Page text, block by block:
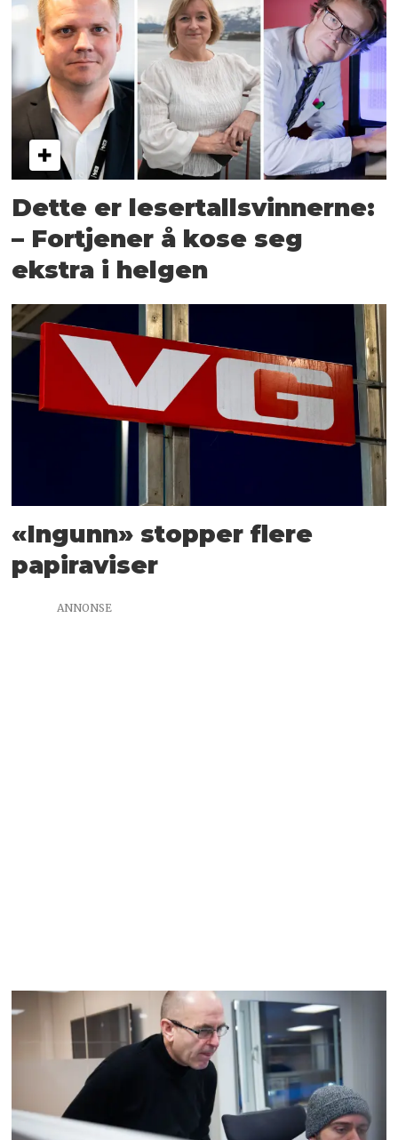
Dette er lesertallsvinnerne:
– Fortjener å kose seg
ekstra i helgen
«Ingunn» stopper flere
papiraviser
ANNONSE